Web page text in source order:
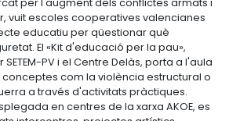
per l'augment dels conflictes armats i
vuit escoles cooperatives valencianes
educatiu per qüestionar què
El «Kit d'educació per la pau»,
PV i el Centre Delàs, porta a l'aula
com la violència estructural o
a través d'activitats pràctiques.
en centres de la xarxa AKOE, es